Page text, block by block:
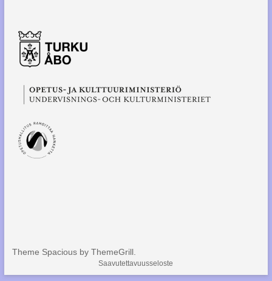
Theme Spacious by ThemeGrill.
Saavutettavuusseloste